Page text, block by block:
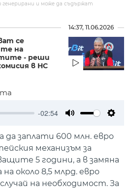
и може да съдържат
се
на
- реши
в НС
14:37, 11.06.2026
-02:54
да заплати 600 млн. евро
механизъм за
5 години, а в замяна
около 8,5 млрд. евро
на необходимост. За